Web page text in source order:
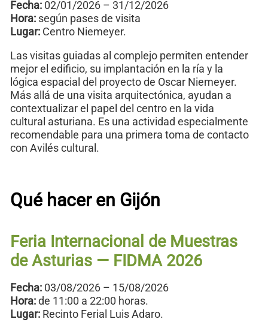
Fecha: 02/01/2026 – 31/12/2026
Hora: según pases de visita
Lugar: Centro Niemeyer.
Las visitas guiadas al complejo permiten entender
mejor el edificio, su implantación en la ría y la
lógica espacial del proyecto de Oscar Niemeyer.
Más allá de una visita arquitectónica, ayudan a
contextualizar el papel del centro en la vida
cultural asturiana. Es una actividad especialmente
recomendable para una primera toma de contacto
con Avilés cultural.
Qué hacer en Gijón
Feria Internacional de Muestras
de Asturias — FIDMA 2026
Fecha: 03/08/2026 – 15/08/2026
Hora:de 11:00 a 22:00 horas.
Lugar: Recinto Ferial Luis Adaro.